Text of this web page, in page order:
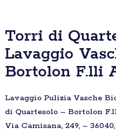
Torri di
Lavaggio
Bortolon F.lli
Lavaggio Pulizia Vasche
di Quartesolo – Bortolon
Via Camisana, 249, –